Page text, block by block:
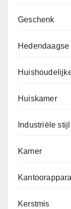
Geschenk
Hedendaagse
Huiskamer
Industriële stijl
Kamer
Kerstmis